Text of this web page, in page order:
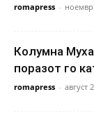
romapress -
Колумна
поразот го
romapress - август